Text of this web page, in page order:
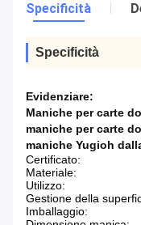
Specificità
Specificità
Evidenziare:
Maniche per carte
maniche per carte
maniche Yugioh
Certificato:
Materiale:
Utilizzo:
Gestione della
Imballaggio: